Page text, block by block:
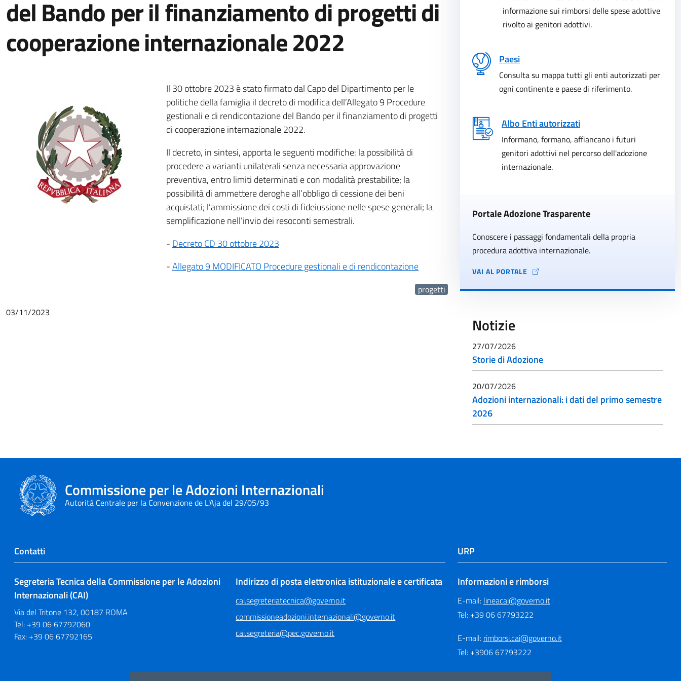
del Bando per il finanziamento di progetti di
cooperazione internazionale 2022
Il 30 ottobre 2023 è stato firmato dal Capo del Dipartimento per le
politiche della famiglia il decreto di modifica dell’Allegato 9 Procedure
gestionali e di rendicontazione del Bando per il finanziamento di progetti
di cooperazione internazionale 2022.
Il decreto, in sintesi, apporta le seguenti modifiche: la possibilità di
procedere a varianti unilaterali senza necessaria approvazione
preventiva, entro limiti determinati e con modalità prestabilite; la
possibilità di ammettere deroghe all’obbligo di cessione dei beni
acquistati; l’ammissione dei costi di fideiussione nelle spese generali; la
semplificazione nell’invio dei resoconti semestrali.
- Decreto CD 30 ottobre 2023
-Allegato 9 MODIFICATO Procedure gestionali e di rendicontazione
progetti
03/11/2023
informazione sui rimborsi delle spese adottive
rivolto ai genitori adottivi.
Paesi
Consulta su mappa tutti gli enti autorizzati per
ogni continente e paese di riferimento.
Albo Enti autorizzati
Informano, formano, affiancano i futuri
genitori adottivi nel percorso dell'adozione
internazionale.
Portale Adozione Trasparente
Conoscere i passaggi fondamentali della propria
procedura adottiva internazionale.
VAI AL PORTALE
Notizie
27/07/2026
Storie di Adozione
20/07/2026
Adozioni internazionali: i dati del primo semestre
2026
Commissione per le Adozioni Internazionali
Autorità Centrale per la Convenzione de L'Aja del 29/05/93
Contatti
Segreteria Tecnica della Commissione per le Adozioni
Internazionali (CAI)
Via del Tritone 132, 00187 ROMA
Tel: +39 06 67792060
Fax: +39 06 67792165
Indirizzo di posta elettronica istituzionale e certificata
cai.segreteriatecnica@governo.it
commissioneadozioni.internazionali@governo.it
cai.segreteria@pec.governo.it
URP
Informazioni e rimborsi
E-mail: lineacai@governo.it
Tel: +39 06 67793222
E-mail: rimborsi.cai@governo.it
Tel: +3906 67793222